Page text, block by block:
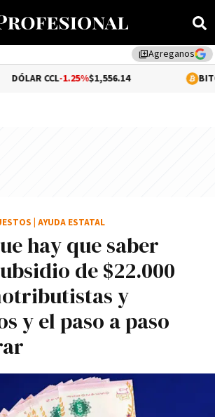
library_addAgreganos
-1.25%$1,556.14 1.12%
hay que saber
de $22.000
y
y el paso a paso
AYUDA ESTATAL